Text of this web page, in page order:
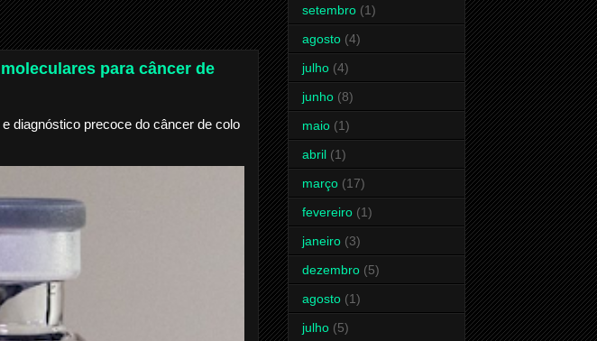
para câncer de
diagnóstico precoce do câncer de colo
setembro (1)
agosto (4)
julho (4)
junho (8)
maio (1)
abril (1)
março (17)
fevereiro (1)
janeiro (3)
dezembro (5)
agosto (1)
julho (5)